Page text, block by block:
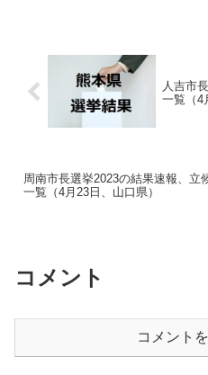
人吉市
一覧（4
周南市長選挙2023の結果速報、立
一覧（4月23日、山口県）
コメント
コメント